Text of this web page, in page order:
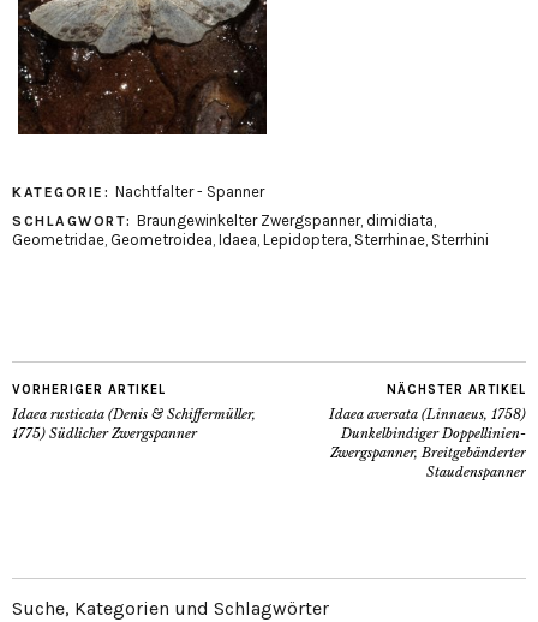
KATEGORIE: Nachtfalter - Spanner
SCHLAGWORT: Braungewinkelter Zwergspanner, dimidiata,
Geometridae, Geometroidea, Idaea, Lepidoptera, Sterrhinae, Sterrhini
VORHERIGER ARTIKEL
Idaea rusticata (Denis & Schiffermüller,
1775) Südlicher Zwergspanner
NÄCHSTER ARTIKEL
Idaea aversata (Linnaeus, 1758)
Dunkelbindiger Doppellinien-
Zwergspanner, Breitgebänderter
Staudenspanner
Suche, Kategorien und Schlagwörter